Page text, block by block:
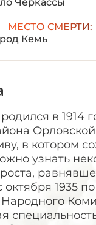
МЕСТО СМЕРТИ:
Кемь
в 1914
Орловской
в котором
узнать
1935 по